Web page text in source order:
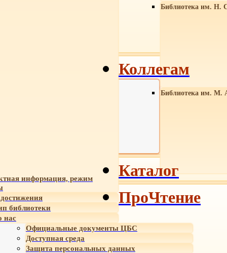
Библиотека им. Н.
Библиотека им. М.
информация, режим
библиотеки
нас
Официальные документы ЦБС
Доступная среда
Защита персональных данных
Коллегам
Каталог
ПроЧтение